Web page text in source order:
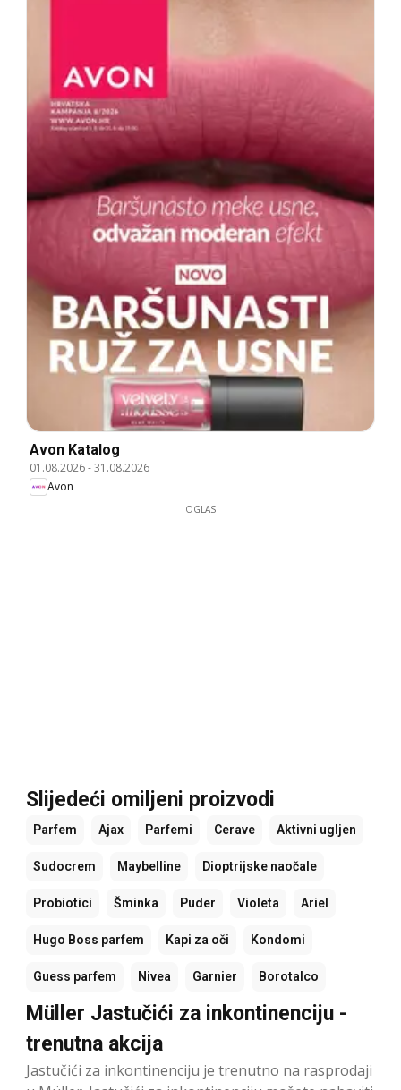
Avon Katalog
01.08.2026-31.08.2026
Avon
OGLAS
Slijedeći omiljeni proizvodi
Parfem Ajax Parfemi Cerave Aktivni ugljen
Sudocrem Maybelline Dioptrijske naočale
Probiotici Šminka Puder Violeta Ariel
Hugo Boss parfem Kapi za oči Kondomi
Guess parfem Nivea Garnier Borotalco
Müller Jastučići za inkontinenciju -
trenutna akcija
Jastučići za inkontinenciju je trenutno na rasprodaji